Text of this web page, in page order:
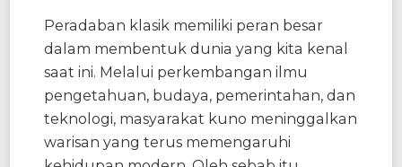
Peradaban klasik memiliki peran besar
dalam membentuk dunia yang kita kenal
saat ini. Melalui perkembangan ilmu
pengetahuan, budaya, pemerintahan, dan
teknologi, masyarakat kuno meninggalkan
warisan yang terus memengaruhi